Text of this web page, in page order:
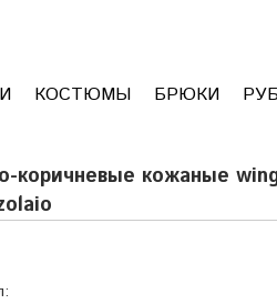
КОСТЮМЫ БРЮКИ
коричневые кожаные